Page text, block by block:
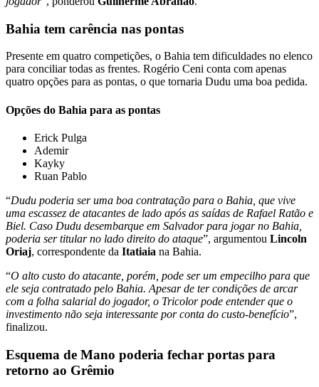
Bahia tem carência nas pontas
Presente em quatro competições, o Bahia tem dificuldades no elenco
para conciliar todas as frentes. Rogério Ceni conta com apenas
quatro opções para as pontas, o que tornaria Dudu uma boa pedida.
Opções do Bahia para as pontas
Erick Pulga
Ademir
Kayky
Ruan Pablo
“Dudu poderia ser uma boa contratação para o Bahia, que vive
uma escassez de atacantes de lado após as saídas de Rafael Ratão e
Biel. Caso Dudu desembarque em Salvador para jogar no Bahia,
poderia ser titular no lado direito do ataque”, argumentou Lincoln
Oriaj, correspondente da Itatiaia na Bahia.
“O alto custo do atacante, porém, pode ser um empecilho para que
ele seja contratado pelo Bahia. Apesar de ter condições de arcar
com a folha salarial do jogador, o Tricolor pode entender que o
investimento não seja interessante por conta do custo-benefício”,
finalizou.
Esquema de Mano poderia fechar portas para
retorno ao Grêmio